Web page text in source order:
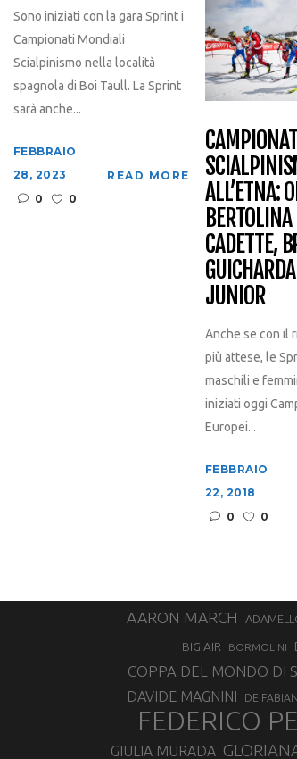
Sono iniziati con la gara Sprint i
Campionati Mondiali
Scialpinismo nella località
spagnola di Boi Taull. La Sprint
sarà anche...
FEBBRAIO
28, 2023
0
0
READ MORE
ALL’ETNA:
CADETTE,
JUNIOR
Anche se con il
più attese, le
maschili e
iniziati oggi
Europei...
FEBBRAIO
22, 2018
0
0
AARON MARCH
BIG AIR
BORMOLINI
COPPA DEL MONDO DI
DAVIDE MAGNINI DE
FEDERICO
GIULIA MURADA